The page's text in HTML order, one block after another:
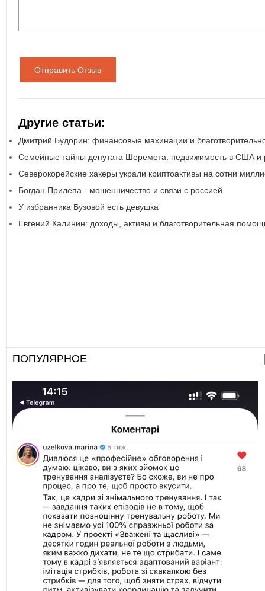
Отправить Отзыв
Другие статьи:
Дмитрий Будорин: финансовые махинации и
Семейные тайны депутата Шеремета: недвижимость в США и
Северокорейские хакеры украли криптоактивы на сотни
Богдан Прилепа - мошенничество и связи с россией
У избранника Бузовой есть девушка
Евгений Калинин: доходы, активы и благотворительная
ПОПУЛЯРНОЕ